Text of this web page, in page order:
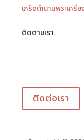
เกร็ดตำนานพระเครื่อง
ติดตามเรา
ติดต่อเรา